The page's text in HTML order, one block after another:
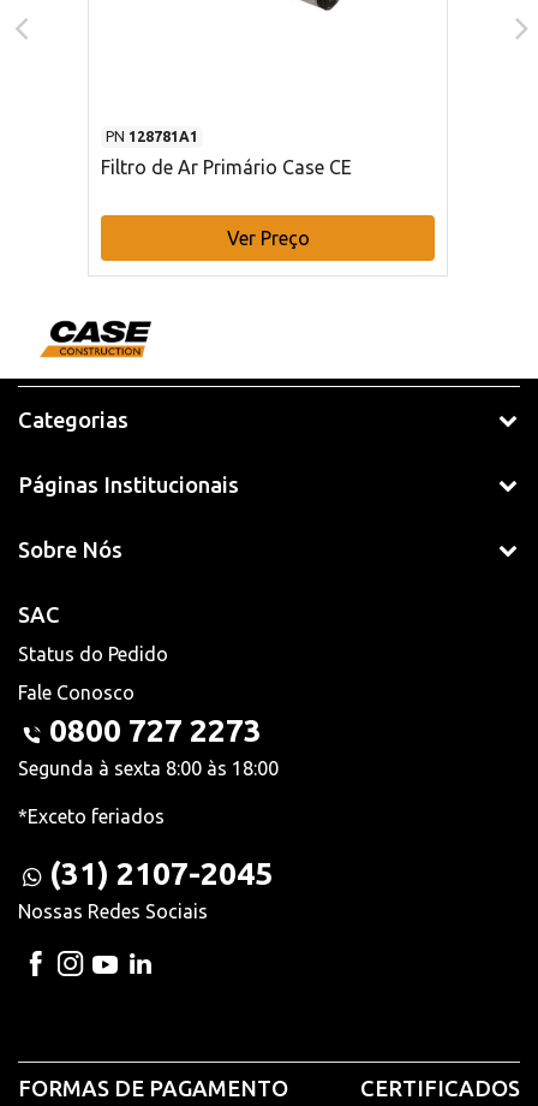
PN 128781A1
Filtro de Ar Primário Case CE
Ver Preço
Categorias
Páginas Institucionais
Sobre Nós
SAC
Status do Pedido
Fale Conosco
0800 727 2273
Segunda à sexta 8:00 às 18:00
*Exceto feriados
(31) 2107-2045
Nossas Redes Sociais
FORMAS DE PAGAMENTO CERTIFICADOS